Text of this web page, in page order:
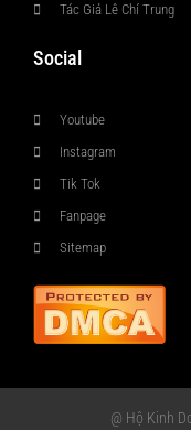
Tác Giả Lê Chí Trung
Social
Youtube
Instagram
Tik Tok
Fanpage
Sitemap
@ Hộ Kinh